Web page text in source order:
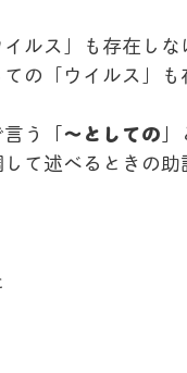
ルス」も存在し
の「ウイルス」
う 「～としての」
て述べるときの助